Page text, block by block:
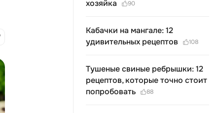
хозяйка
90
Кабачки на мангале: 12
удивительных рецептов
108
Тушеные свиные ребрышки: 12
рецептов, которые точно стоит
попробовать
88